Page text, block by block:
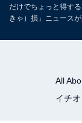
だけでちょっと得す
きゃ）損」ニュースが
All
イチ